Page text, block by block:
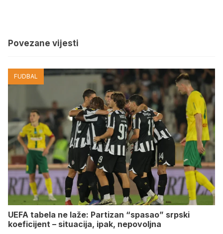
Povezane vijesti
FUDBAL
UEFA tabela ne laže: Partizan “spasao” srpski
koeficijent – situacija, ipak, nepovoljna